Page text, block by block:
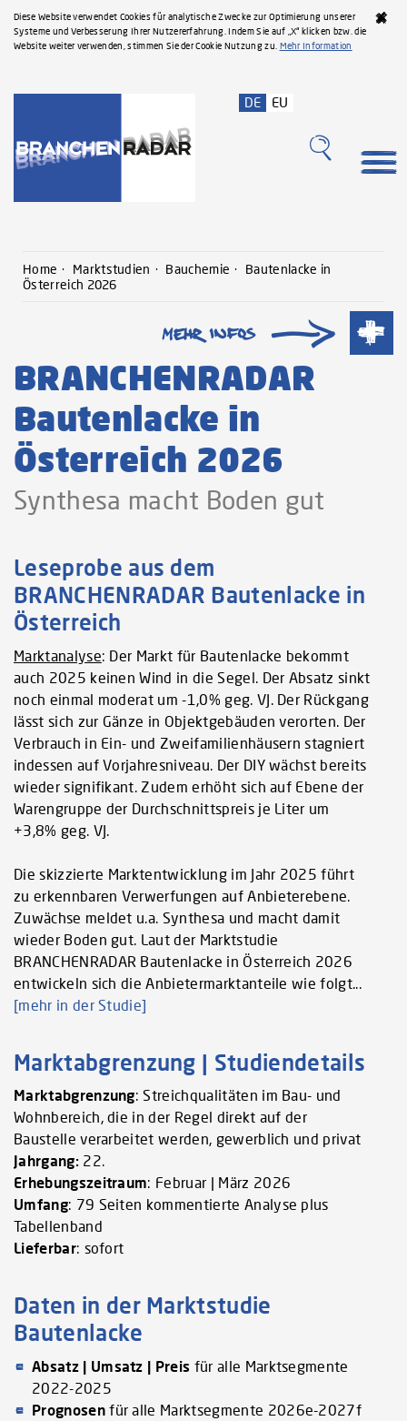
Diese Website verwendet Cookies für analytische Zwecke zur Optimierung unserer
Systeme und Verbesserung Ihrer Nutzererfahrung. Indem Sie auf „X“ klicken bzw. die
Website weiter verwenden, stimmen Sie der Cookie Nutzung zu. Mehr Information
DE EU
Home Marktstudien Bauchemie
Bautenlacke in
Österreich 2026
BRANCHENRADAR
Bautenlacke in
Österreich 2026
Synthesa macht Boden gut
Leseprobe aus dem
BRANCHENRADAR Bautenlacke in
Österreich
Marktanalyse: Der Markt für Bautenlacke bekommt
auch 2025 keinen Wind in die Segel. Der Absatz sinkt
noch einmal moderat um -1,0% geg. VJ. Der Rückgang
lässt sich zur Gänze in Objektgebäuden verorten. Der
Verbrauch in Ein- und Zweifamilienhäusern stagniert
indessen auf Vorjahresniveau. Der DIY wächst bereits
wieder signifikant. Zudem erhöht sich auf Ebene der
Warengruppe der Durchschnittspreis je Liter um
+3,8% geg. VJ.
Die skizzierte Marktentwicklung im Jahr 2025 führt
zu erkennbaren Verwerfungen auf Anbieterebene.
Zuwächse meldet u.a. Synthesa und macht damit
wieder Boden gut. Laut der Marktstudie
BRANCHENRADAR Bautenlacke in Österreich 2026
entwickeln sich die Anbietermarktanteile wie folgt...
[mehr in der Studie]
Marktabgrenzung | Studiendetails
Marktabgrenzung: Streichqualitäten im Bau- und
Wohnbereich, die in der Regel direkt auf der
Baustelle verarbeitet werden, gewerblich und privat
Jahrgang: 22.
Erhebungszeitraum: Februar | März 2026
Umfang: 79 Seiten kommentierte Analyse plus
Tabellenband
Lieferbar: sofort
Daten in der Marktstudie
Bautenlacke
Absatz | Umsatz | Preis für alle Marktsegmente
2022-2025
Prognosenfür alle Marktsegmente 2026e-2027f